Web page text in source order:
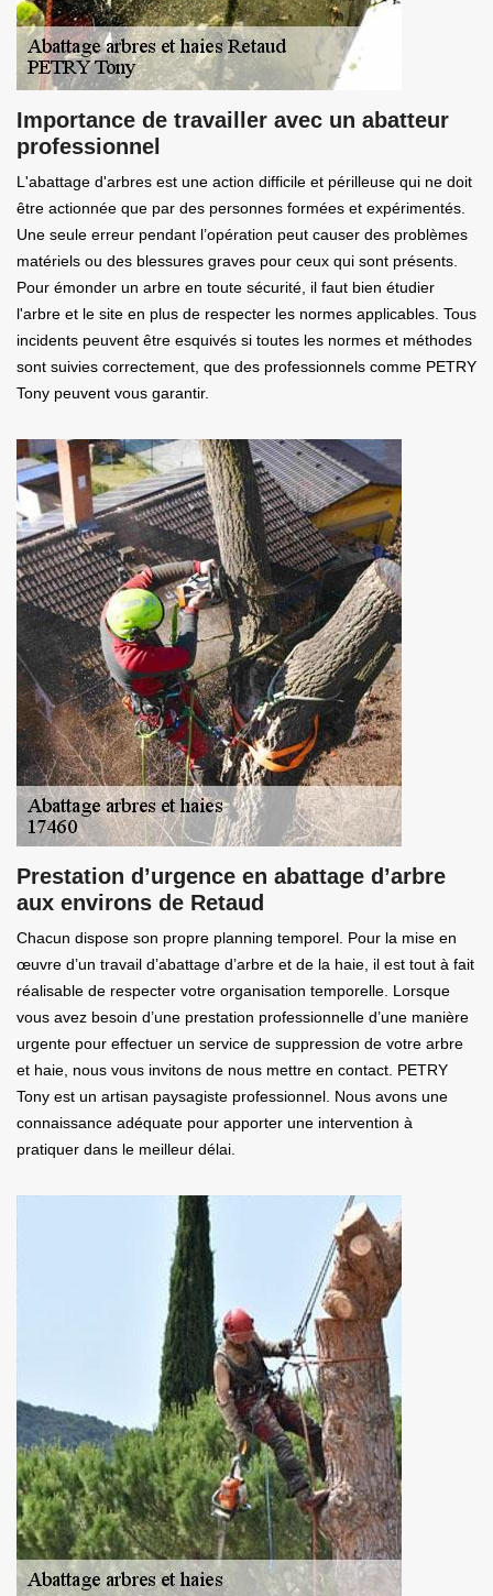
Importance de travailler avec un abatteur
professionnel
L'abattage d'arbres est une action difficile et périlleuse qui ne doit
être actionnée que par des personnes formées et expérimentés.
Une seule erreur pendant l’opération peut causer des problèmes
matériels ou des blessures graves pour ceux qui sont présents.
Pour émonder un arbre en toute sécurité, il faut bien étudier
l'arbre et le site en plus de respecter les normes applicables. Tous
incidents peuvent être esquivés si toutes les normes et méthodes
sont suivies correctement, que des professionnels comme PETRY
Tony peuvent vous garantir.
Prestation d’urgence en abattage d’arbre
aux environs de Retaud
Chacun dispose son propre planning temporel. Pour la mise en
œuvre d’un travail d’abattage d’arbre et de la haie, il est tout à fait
réalisable de respecter votre organisation temporelle. Lorsque
vous avez besoin d’une prestation professionnelle d’une manière
urgente pour effectuer un service de suppression de votre arbre
et haie, nous vous invitons de nous mettre en contact. PETRY
Tony est un artisan paysagiste professionnel. Nous avons une
connaissance adéquate pour apporter une intervention à
pratiquer dans le meilleur délai.